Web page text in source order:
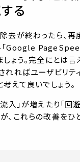
る
去が終わったら、再
「Google
しょう。完全にとは
れればユーザビリテ
えて良いでしょう。
入」が増えたり「回
、これらの改善をひ